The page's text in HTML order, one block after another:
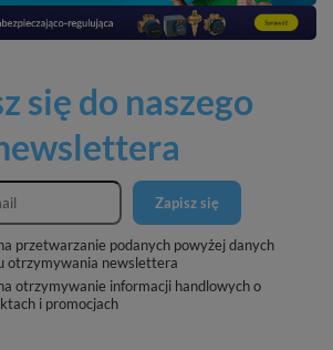
się do naszego
Zapisz się
przetwarzanie podanych powyżej danych
otrzymywania newslettera
otrzymywanie informacji handlowych o
i promocjach